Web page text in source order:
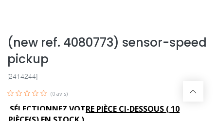
(new ref. 4080773) sensor-speed
pickup
[2414244]
(0 avis)
SÉLECTIONNEZ VOTRE PIÈCE CI-DESSOUS ( 10